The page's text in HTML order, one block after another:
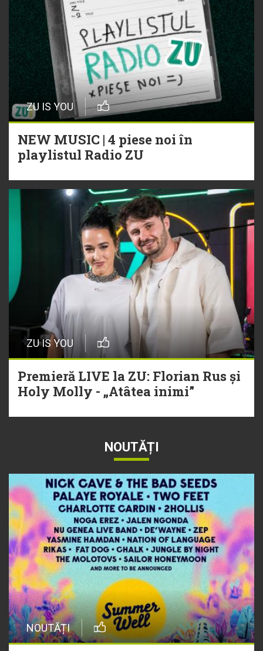
ZU IS YOU
NEW MUSIC | 4 piese noi în
playlistul Radio ZU
ZU IS YOU
Premieră LIVE la ZU: Florian Rus și
Holy Molly - „Atâtea inimi”
NOUTĂȚI
NOUTĂȚI